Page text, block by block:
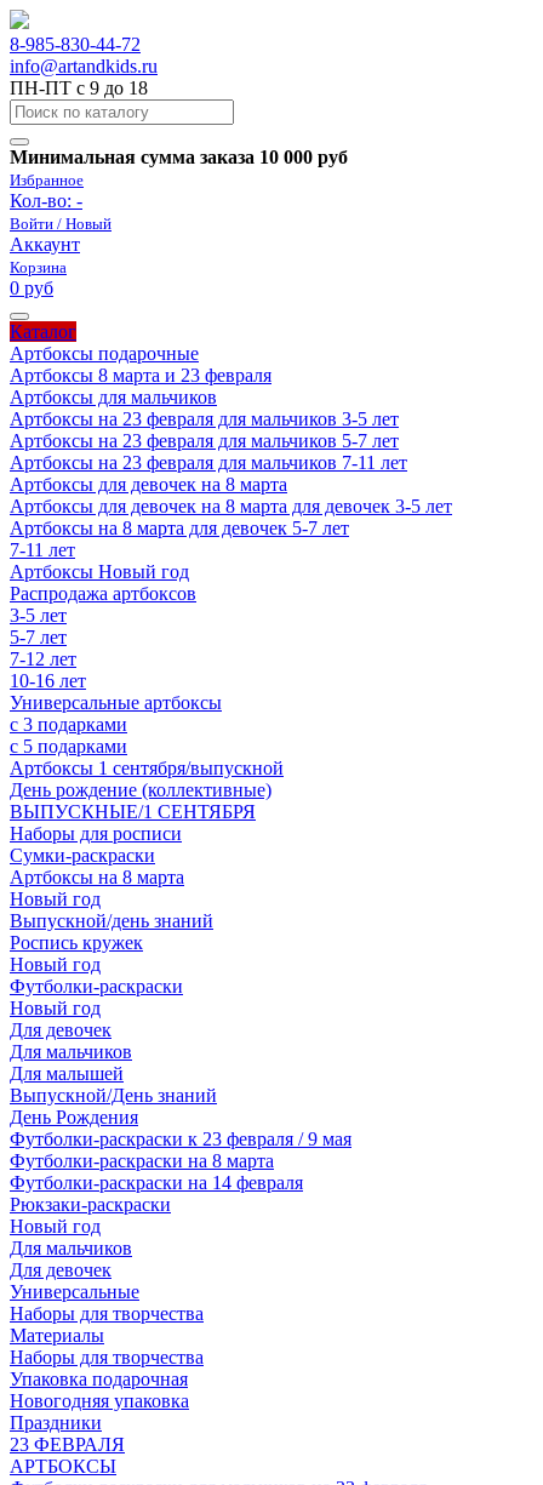
8-985-830-44-72
info@artandkids.ru
ПН-ПТ с 9 до 18
Минимальная сумма заказа 10 000 руб
Избранное
Кол-во: -
Войти / Новый
Аккаунт
Корзина
0 руб
Каталог
Артбоксы подарочные
Артбоксы 8 марта и 23 февраля
Артбоксы для мальчиков
Артбоксы на 23 февраля для мальчиков 3-5 лет
Артбоксы на 23 февраля для мальчиков 5-7 лет
Артбоксы на 23 февраля для мальчиков 7-11 лет
Артбоксы для девочек на 8 марта
Артбоксы для девочек на 8 марта для девочек 3-5 лет
Артбоксы на 8 марта для девочек 5-7 лет
7-11 лет
Артбоксы Новый год
Распродажа артбоксов
3-5 лет
5-7 лет
7-12 лет
10-16 лет
Универсальные артбоксы
с 3 подарками
с 5 подарками
Артбоксы 1 сентября/выпускной
День рождение (коллективные)
ВЫПУСКНЫЕ/1 СЕНТЯБРЯ
Наборы для росписи
Сумки-раскраски
Артбоксы на 8 марта
Новый год
Выпускной/день знаний
Роспись кружек
Новый год
Футболки-раскраски
Новый год
Для девочек
Для мальчиков
Для малышей
Выпускной/День знаний
День Рождения
Футболки-раскраски к 23 февраля / 9 мая
Футболки-раскраски на 8 марта
Футболки-раскраски на 14 февраля
Рюкзаки-раскраски
Новый год
Для мальчиков
Для девочек
Универсальные
Наборы для творчества
Материалы
Наборы для творчества
Упаковка подарочная
Новогодняя упаковка
Праздники
23 ФЕВРАЛЯ
АРТБОКСЫ